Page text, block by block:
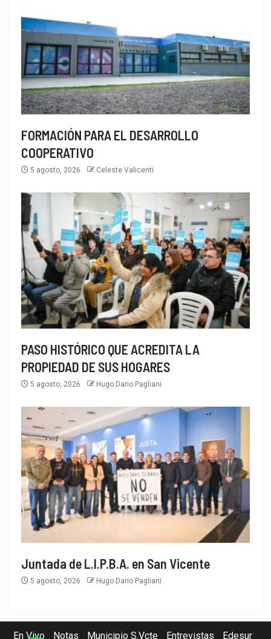
FORMACIÓN PARA EL DESARROLLO
COOPERATIVO
5 agosto, 2026 Celeste Valicenti
PASO HISTÓRICO QUE ACREDITA LA
PROPIEDAD DE SUS HOGARES
5 agosto, 2026 Hugo Dario Pagliani
Juntada de L.I.P.B.A. en San Vicente
5 agosto, 2026 Hugo Dario Pagliani
En Vivo Notas Municipio S.Vcte Entrevistas Edesur